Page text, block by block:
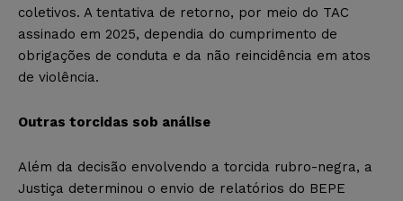
coletivos. A tentativa de retorno, por meio do TAC
assinado em 2025, dependia do cumprimento de
obrigações de conduta e da não reincidência em atos
de violência.
Outras torcidas sob análise
Além da decisão envolvendo a torcida rubro-negra, a
Justiça determinou o envio de relatórios do BEPE